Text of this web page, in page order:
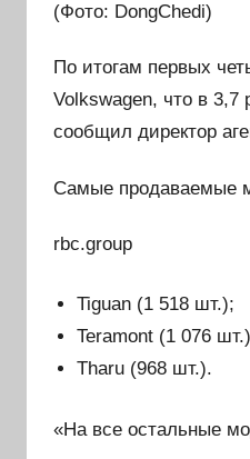
(Фото: DongChedi)
По итогам первых
Volkswagen, что в
сообщил директор
Самые продаваемые
rbc.group
Tiguan (1 518 шт.);
Teramont (1 076
Tharu (968 шт.).
«На все остальные